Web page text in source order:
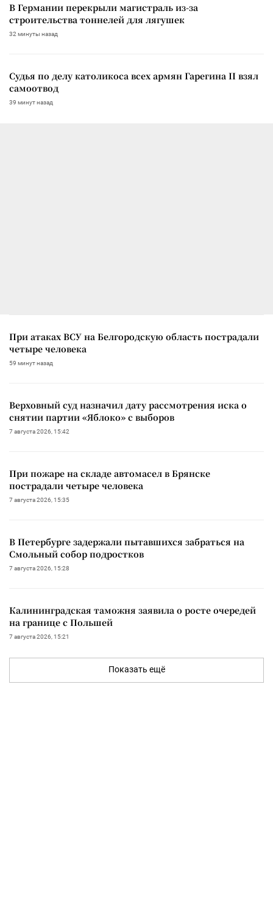
В Германии перекрыли магистраль из-за
строительства тоннелей для лягушек
32 минуты назад
Судья по делу католикоса всех армян Гарегина II взял
самоотвод
39 минут назад
При атаках ВСУ на Белгородскую область пострадали
четыре человека
59 минут назад
Верховный суд назначил дату рассмотрения иска о
снятии партии «Яблоко» с выборов
7 августа 2026, 15:42
При пожаре на складе автомасел в Брянске
пострадали четыре человека
7 августа 2026, 15:35
В Петербурге задержали пытавшихся забраться на
Смольный собор подростков
7 августа 2026, 15:28
Калининградская таможня заявила о росте очередей
на границе с Польшей
7 августа 2026, 15:21
Показать ещё